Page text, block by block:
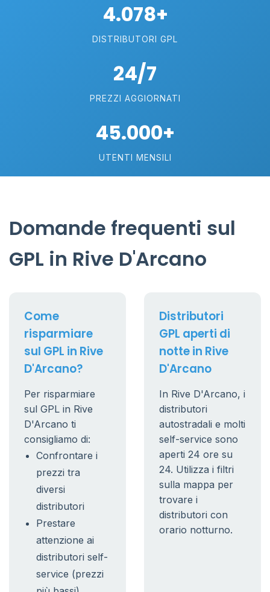
4.078+
DISTRIBUTORI GPL
24/7
PREZZI AGGIORNATI
45.000+
UTENTI MENSILI
Domande frequenti sul
GPL in Rive D'Arcano
Come
risparmiare
sul GPL in Rive
D'Arcano?
Per risparmiare
sul GPL in Rive
D'Arcano ti
consigliamo di:
Confrontare i
prezzi tra
diversi
distributori
Prestare
attenzione ai
distributori self-
service (prezzi
Distributori
GPL aperti di
notte in Rive
D'Arcano
In Rive D'Arcano, i
distributori
autostradali e molti
self-service sono
aperti 24 ore su
24. Utilizza i filtri
sulla mappa per
trovare i
distributori con
orario notturno.